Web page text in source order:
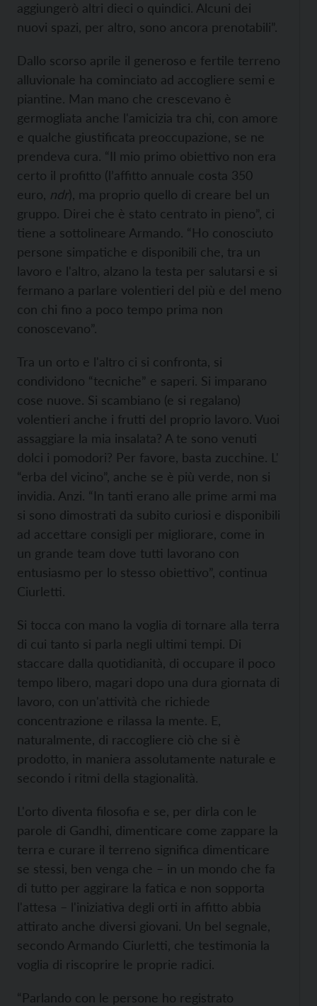
aggiungerò altri dieci o quindici. Alcuni dei
nuovi spazi, per altro, sono ancora prenotabili”.
Dallo scorso aprile il generoso e fertile terreno
alluvionale ha cominciato ad accogliere semi e
piantine. Man mano che crescevano è
germogliata anche l'amicizia tra chi, con amore
e qualche giustificata preoccupazione, se ne
prendeva cura. “Il mio primo obiettivo non era
certo il profitto (l’affitto annuale costa 350
euro, ndr), ma proprio quello di creare bel un
gruppo. Direi che è stato centrato in pieno”, ci
tiene a sottolineare Armando. “Ho conosciuto
persone simpatiche e disponibili che, tra un
lavoro e l'altro, alzano la testa per salutarsi e si
fermano a parlare volentieri del più e del meno
con chi fino a poco tempo prima non
conoscevano”.
Tra un orto e l'altro ci si confronta, si
condividono “tecniche” e saperi. Si imparano
cose nuove. Si scambiano (e si regalano)
volentieri anche i frutti del proprio lavoro. Vuoi
assaggiare la mia insalata? A te sono venuti
dolci i pomodori? Per favore, basta zucchine. L'
“erba del vicino”, anche se è più verde, non si
invidia. Anzi. “In tanti erano alle prime armi ma
si sono dimostrati da subito curiosi e disponibili
ad accettare consigli per migliorare, come in
un grande team dove tutti lavorano con
entusiasmo per lo stesso obiettivo”, continua
Ciurletti.
Si tocca con mano la voglia di tornare alla terra
di cui tanto si parla negli ultimi tempi. Di
staccare dalla quotidianità, di occupare il poco
tempo libero, magari dopo una dura giornata di
lavoro, con un'attività che richiede
concentrazione e rilassa la mente. E,
naturalmente, di raccogliere ciò che si è
prodotto, in maniera assolutamente naturale e
secondo i ritmi della stagionalità.
L'orto diventa filosofia e se, per dirla con le
parole di Gandhi, dimenticare come zappare la
terra e curare il terreno significa dimenticare
se stessi, ben venga che – in un mondo che fa
di tutto per aggirare la fatica e non sopporta
l'attesa – l'iniziativa degli orti in affitto abbia
attirato anche diversi giovani. Un bel segnale,
secondo Armando Ciurletti, che testimonia la
voglia di riscoprire le proprie radici.
“Parlando con le persone ho registrato